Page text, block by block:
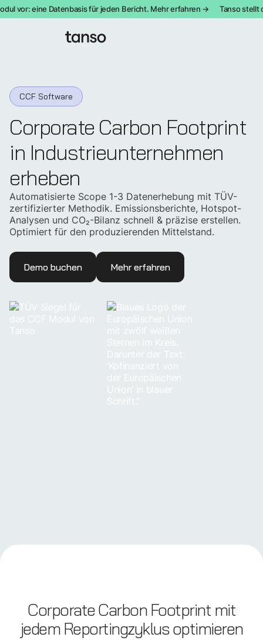
vor: eine Datenbasis für jeden Bericht. Mehr erfahren → Tanso stellt
CCF Software
Corporate Carbon Footprint
in Industrie­unternehmen
erheben
Automatisierte Scope 1-3 Datenerhebung mit TÜV-
zertifizierter Methodik. Emissionsberichte, Hotspot-
Analysen und CO₂-Bilanz schnell & präzise erstellen.
Optimiert für den produzierenden Mittelstand.
Demo buchen Mehr erfahren
Corporate Carbon Footprint mit
jedem Reportingzyklus optimieren